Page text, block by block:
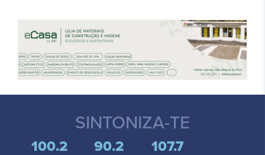
SINTONIZA-TE
100.2 90.2 107.7